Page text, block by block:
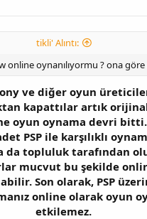
tikli' Alıntı:
online oynanılıyormu ? ona
ve diğer oyun
kapattılar artık
oyun oynama devri
PSP ile karşılıklı
da topluluk tarafından
mucvut bu şekilde
Son olarak, PSP
online olarak oyun
etkilemez.